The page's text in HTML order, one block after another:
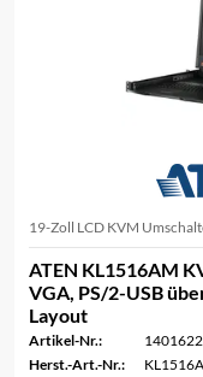
19-Zoll LCD KVM
ATEN KL1516AM
VGA, PS/2-USB
Layout
Artikel-Nr.:
Herst.-Art.-Nr.: